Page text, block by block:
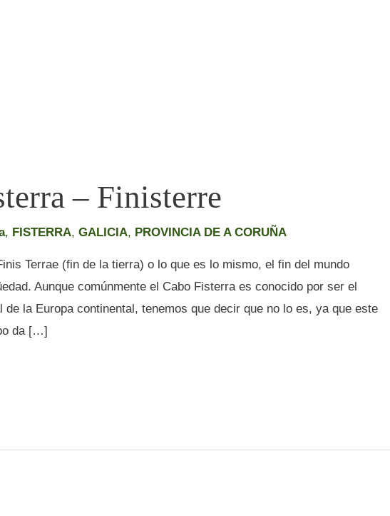
– Finisterre
, FISTERRA,GALICIA, PROVINCIA DE A CORUÑA
Terrae (fin de la tierra) o lo que es lo mismo, el fin del mundo
Aunque comúnmente el Cabo Fisterra es conocido por ser el
de la Europa continental, tenemos que decir que no lo es, ya que este
da […]